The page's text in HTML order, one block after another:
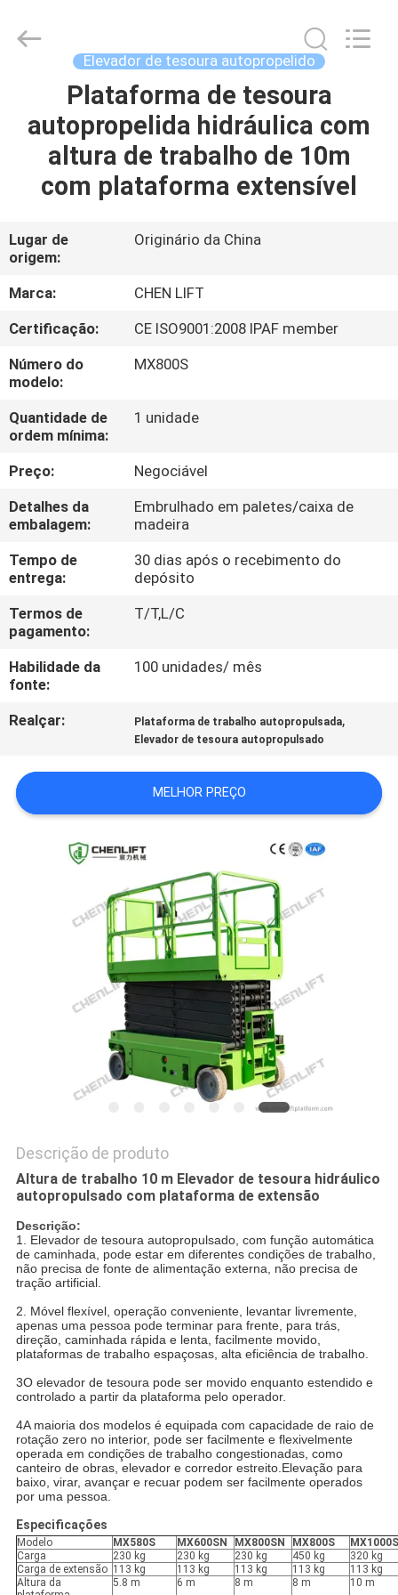
CASA
PRODUTOS
SOBRE
NÓS
VISITA
À
FÁBRICA
CONTROLE
DE
QUALIDADE
CONTACTE-
NOS
NOTÍCIAS
ORÇAMENTO
MAPA
DO
POLÍTICA
PRIVACIDADE
MACHINERY
Elevador de tesoura autopropelido
Plataforma de tesoura
autopropelida hidráulica com
altura de trabalho de 10m
com plataforma extensível
Lugar de
origem:
Originário da China
Marca:
CHEN LIFT
Certificação:
CE ISO9001:2008 IPAF member
Número do
modelo:
MX800S
Quantidade de
ordem mínima:
1 unidade
Preço:
Negociável
Detalhes da
embalagem:
Embrulhado em paletes/caixa de
madeira
Tempo de
entrega:
30 dias após o recebimento do
depósito
Termos de
pagamento:
T/T,L/C
Habilidade da
fonte:
100 unidades/ mês
Realçar: Plataforma de trabalho autopropulsada,
Elevador de tesoura autopropulsado
MELHOR PREÇO
Descrição de produto
Altura de trabalho 10 m Elevador de tesoura hidráulico
autopropulsado com plataforma de extensão
Descrição:
1. Elevador de tesoura autopropulsado, com função automática
de caminhada, pode estar em diferentes condições de trabalho,
não precisa de fonte de alimentação externa, não precisa de
tração artificial.
2. Móvel flexível, operação conveniente, levantar livremente,
apenas uma pessoa pode terminar para frente, para trás,
direção, caminhada rápida e lenta, facilmente movido,
plataformas de trabalho espaçosas, alta eficiência de trabalho.
3O elevador de tesoura pode ser movido enquanto estendido e
controlado a partir da plataforma pelo operador.
4A maioria dos modelos é equipada com capacidade de raio de
rotação zero no interior, pode ser facilmente e flexivelmente
operada em condições de trabalho congestionadas, como
canteiro de obras, elevador e corredor estreito.Elevação para
baixo, virar, avançar e recuar podem ser facilmente operados
por uma pessoa.
Especificações
Modelo MX580S MX600SN MX800SN MX800S
MX1000S
Carga
230 kg 230 kg 230 kg 450 kg
320 kg
Carga de extensão 113 kg 113 kg 113 kg 113 kg
113 kg
Altura da
5.8 m 6 m 8 m 8 m 10 m